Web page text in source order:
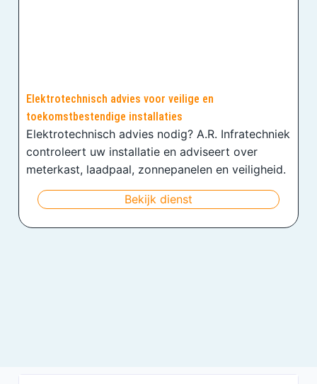
Elektrotechnisch advies voor veilige en
toekomstbestendige installaties
Elektrotechnisch advies nodig? A.R. Infratechniek
controleert uw installatie en adviseert over
meterkast, laadpaal, zonnepanelen en veiligheid.
Bekijk dienst